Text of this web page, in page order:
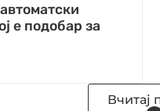
е подобар за
Вчитај